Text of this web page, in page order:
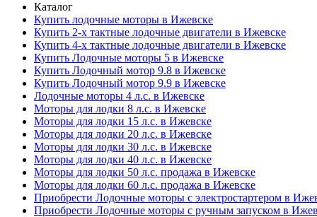
Каталог
Купить лодочные моторы в Ижевске
Купить 2-х тактные лодочные двигатели в Ижевске
Купить 4-х тактные лодочные двигатели в Ижевске
Купить Лодочные моторы 5 в Ижевске
Купить Лодочный мотор 9.8 в Ижевске
Купить Лодочный мотор 9.9 в Ижевске
Лодочные моторы 4 л.с. в Ижевске
Моторы для лодки 8 л.с. в Ижевске
Моторы для лодки 15 л.с. в Ижевске
Моторы для лодки 20 л.с. в Ижевске
Моторы для лодки 30 л.с. в Ижевске
Моторы для лодки 40 л.с. в Ижевске
Моторы для лодки 50 л.с. продажа в Ижевске
Моторы для лодки 60 л.с. продажа в Ижевске
Приобрести Лодочные моторы с электростартером в
Приобрести Лодочные моторы с ручным запуском в